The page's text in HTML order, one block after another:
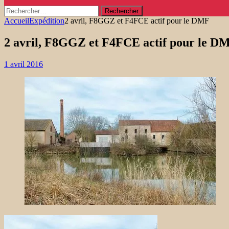
Rechercher :
AccueilExpédition2 avril, F8GGZ et F4FCE actif pour le DMF
2 avril, F8GGZ et F4FCE actif pour le
1 avril 2016